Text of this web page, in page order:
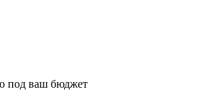
под ваш бюджет